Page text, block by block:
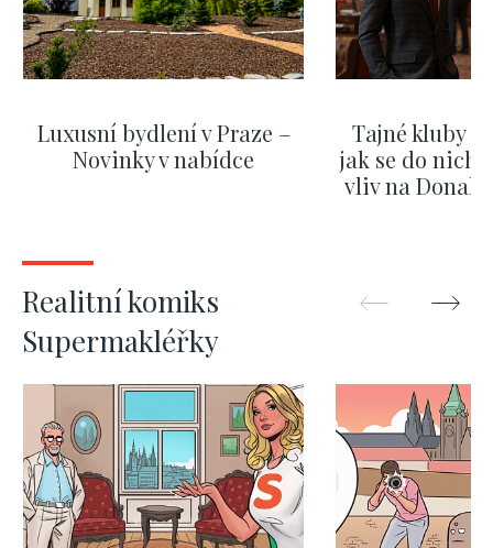
Luxusní bydlení v Praze –
Novinky v nabídce
Tajné kluby
jak se do nich
vliv na
Realitní komiks
Supermakléřky